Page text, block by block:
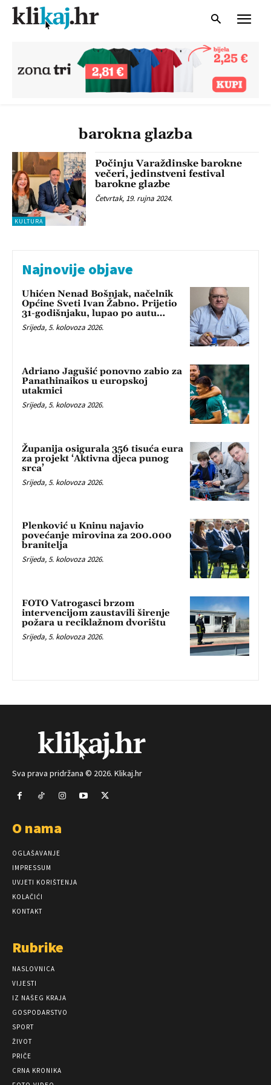
barokna glazba
KULTURA
Počinju Varaždinske barokne
večeri, jedinstveni festival
barokne glazbe
Četvrtak, 19. rujna 2024.
Najnovije objave
Uhićen Nenad Bošnjak, načelnik
Općine Sveti Ivan Žabno. Prijetio
31-godišnjaku, lupao po autu…
Srijeda, 5. kolovoza 2026.
Adriano Jagušić ponovno zabio za
Panathinaikos u europskoj
utakmici
Srijeda, 5. kolovoza 2026.
Županija osigurala 356 tisuća eura
za projekt ‘Aktivna djeca punog
srca’
Srijeda, 5. kolovoza 2026.
Plenković u Kninu najavio
povećanje mirovina za 200.000
branitelja
Srijeda, 5. kolovoza 2026.
FOTO Vatrogasci brzom
intervencijom zaustavili širenje
požara u reciklažnom dvorištu
Srijeda, 5. kolovoza 2026.
Sva prava pridržana © 2026. Klikaj.hr
O nama
OGLAŠAVANJE
IMPRESSUM
UVJETI KORIŠTENJA
KOLAČIĆI
KONTAKT
Rubrike
NASLOVNICA
VIJESTI
IZ NAŠEG KRAJA
GOSPODARSTVO
SPORT
ŽIVOT
PRIČE
CRNA KRONIKA